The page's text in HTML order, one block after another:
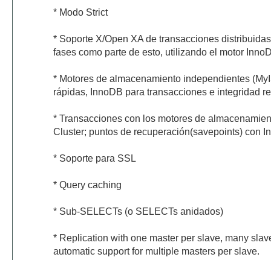
* Modo Strict
* Soporte X/Open XA de transacciones
fases como parte de esto, utilizando el motor
* Motores de almacenamiento independientes
rápidas, InnoDB para transacciones e integridad
* Transacciones con los motores de
Cluster; puntos de recuperación(savepoints) con
* Soporte para SSL
* Query caching
* Sub-SELECTs (o SELECTs anidados)
* Replication with one master per slave, many
automatic support for multiple masters per slave.